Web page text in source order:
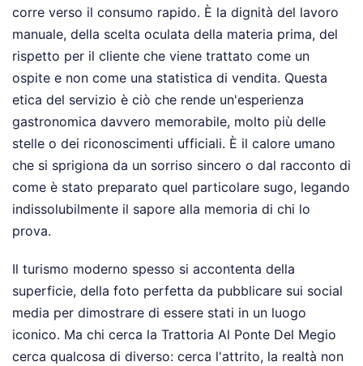
corre verso il consumo rapido. È la dignità del lavoro
manuale, della scelta oculata della materia prima, del
rispetto per il cliente che viene trattato come un
ospite e non come una statistica di vendita. Questa
etica del servizio è ciò che rende un'esperienza
gastronomica davvero memorabile, molto più delle
stelle o dei riconoscimenti ufficiali. È il calore umano
che si sprigiona da un sorriso sincero o dal racconto di
come è stato preparato quel particolare sugo, legando
indissolubilmente il sapore alla memoria di chi lo
prova.
Il turismo moderno spesso si accontenta della
superficie, della foto perfetta da pubblicare sui social
media per dimostrare di essere stati in un luogo
iconico. Ma chi cerca la Trattoria Al Ponte Del Megio
cerca qualcosa di diverso: cerca l'attrito, la realtà non